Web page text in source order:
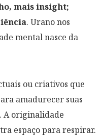
mais insight;
. Urano nos
mental nasce da
ou criativos que
amadurecer suas
A originalidade
espaço para respirar.